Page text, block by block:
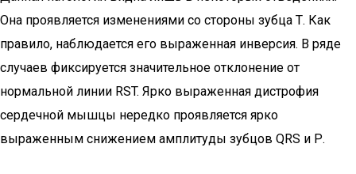
Она проявляется изменениями со стороны зубца Т. Как
правило, наблюдается его выраженная инверсия. В ряде
случаев фиксируется значительное отклонение от
нормальной линии RST. Ярко выраженная дистрофия
сердечной мышцы нередко проявляется ярко
выраженным снижением амплитуды зубцов QRS и Р.